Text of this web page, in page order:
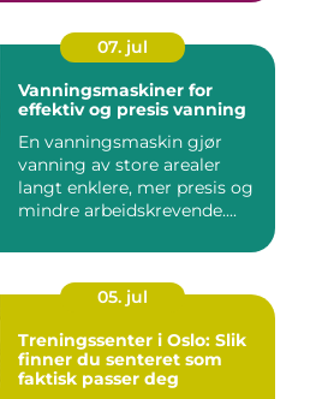
07. jul
Vanningsmaskiner for
effektiv og presis vanning
En vanningsmaskin gjør
vanning av store arealer
langt enklere, mer presis og
mindre arbeidskrevende....
05. jul
Treningssenter i Oslo: Slik
finner du senteret som
faktisk passer deg